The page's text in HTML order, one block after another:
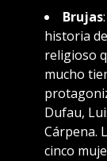
Brujas
historia
religioso
mucho
Dufau,
Cárpena.
cinco